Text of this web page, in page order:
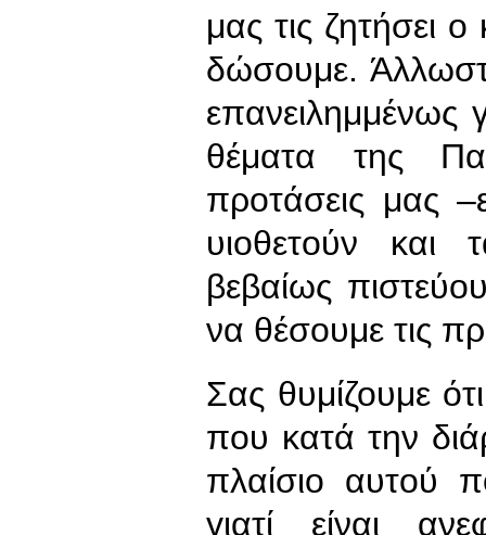
μας τις ζητήσει
δώσουμε.
επανειλημμένως
θέματα της
προτάσεις μας
υιοθετούν
βεβαίως
να θέσουμε τις
Σας θυμίζουμε
που κατά την
πλαίσιο αυτού
γιατί είναι